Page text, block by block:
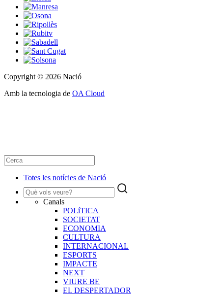
Copyright © 2026 Nació
Amb la tecnologia de OA Cloud
Totes les notícies de Nació
Canals
POLíTICA
SOCIETAT
ECONOMIA
CULTURA
INTERNACIONAL
ESPORTS
IMPACTE
NEXT
VIURE BE
EL DESPERTADOR